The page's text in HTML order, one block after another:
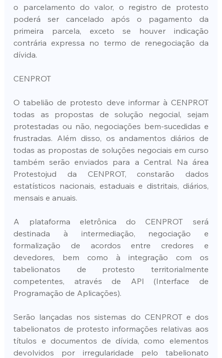
o parcelamento do valor, o registro de protesto
poderá ser cancelado após o pagamento da
primeira parcela, exceto se houver indicação
contrária expressa no termo de renegociação da
dívida.
CENPROT
O tabelião de protesto deve informar à CENPROT
todas as propostas de solução negocial, sejam
protestadas ou não, negociações bem-sucedidas e
frustradas. Além disso, os andamentos diários de
todas as propostas de soluções negociais em curso
também serão enviados para a Central. Na área
Protestojud da CENPROT, constarão dados
estatísticos nacionais, estaduais e distritais, diários,
mensais e anuais.
A plataforma eletrônica do CENPROT será
destinada à intermediação, negociação e
formalização de acordos entre credores e
devedores, bem como à integração com os
tabelionatos de protesto territorialmente
competentes, através de API (Interface de
Programação de Aplicações).
Serão lançadas nos sistemas do CENPROT e dos
tabelionatos de protesto informações relativas aos
títulos e documentos de dívida, como elementos
devolvidos por irregularidade pelo tabelionato